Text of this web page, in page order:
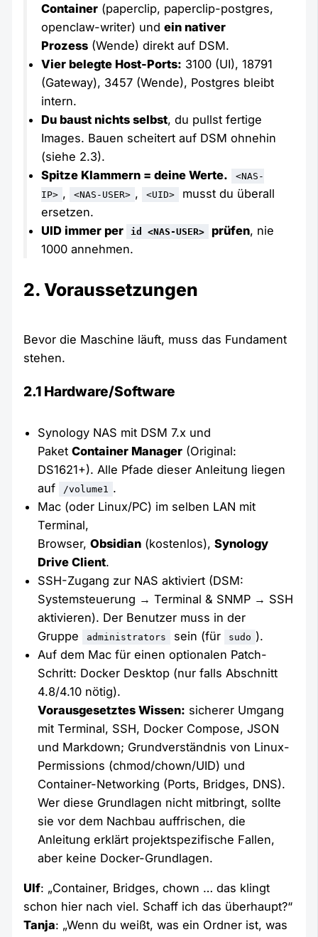
Container (paperclip, paperclip-postgres,
openclaw-writer) undein nativer
Prozess (Wende) direkt auf DSM.
Vier belegte Host-Ports: 3100 (UI), 18791
(Gateway), 3457 (Wende), Postgres bleibt
intern.
Du baust nichts selbst, du pullst fertige
Images. Bauen scheitert auf DSM ohnehin
(siehe 2.3).
Spitze Klammern = deine Werte.
<NAS-
IP> , <NAS-USER> , <UID>
musst du überall
ersetzen.
UID immer per
id <NAS-USER> prüfen, nie
1000 annehmen.
2. Voraussetzungen
Bevor die Maschine läuft, muss das Fundament
stehen.
2.1 Hardware/Software
Synology NAS mit DSM 7.x und
PaketContainer Manager (Original:
DS1621+). Alle Pfade dieser Anleitung liegen
auf
/volume1 .
Mac (oder Linux/PC) im selben LAN mit
Terminal,
Browser,Obsidian (kostenlos),Synology
Drive Client.
SSH-Zugang zur NAS aktiviert (DSM:
Systemsteuerung → Terminal & SNMP → SSH
aktivieren). Der Benutzer muss in der
Gruppe
administrators sein (für sudo ).
Auf dem Mac für einen optionalen Patch-
Schritt: Docker Desktop (nur falls Abschnitt
4.8/4.10 nötig).
Vorausgesetztes Wissen: sicherer Umgang
mit Terminal, SSH, Docker Compose, JSON
und Markdown; Grundverständnis von Linux-
Permissions (chmod/chown/UID) und
Container-Networking (Ports, Bridges, DNS).
Wer diese Grundlagen nicht mitbringt, sollte
sie vor dem Nachbau auffrischen, die
Anleitung erklärt projektspezifische Fallen,
aber keine Docker-Grundlagen.
Ulf: „Container, Bridges, chown … das klingt
schon hier nach viel. Schaff ich das überhaupt?“
Tanja: „Wenn du weißt, was ein Ordner ist, was